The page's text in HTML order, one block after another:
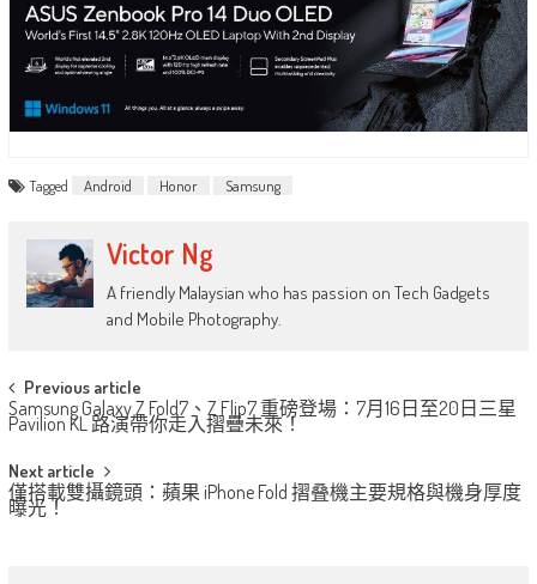
Tagged Android Honor Samsung
Victor Ng
A friendly Malaysian who has passion on Tech Gadgets
and Mobile Photography.
Post
navigation
Previous article
Samsung Galaxy Z Fold7、Z Flip7 重磅登場：7月16日至20日三星
Pavilion KL 路演帶你走入摺疊未來！
Next article
僅搭載雙攝鏡頭：蘋果 iPhone Fold 摺叠機主要規格與機身厚度
曝光！